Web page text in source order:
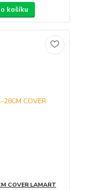
košíku
COVER LAMART